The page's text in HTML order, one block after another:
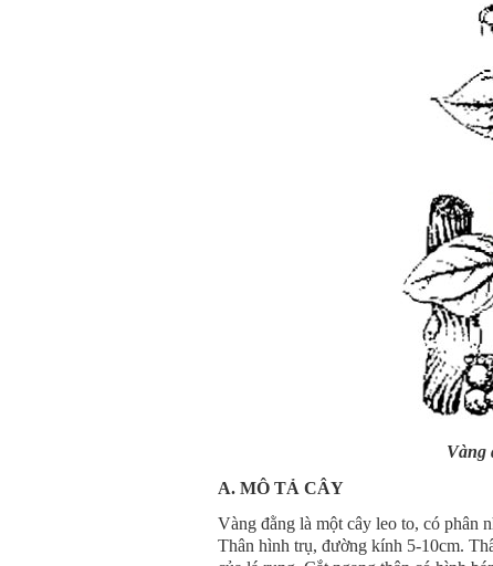
Vàng
A. MÔ TẢ CÂY
Vàng đằng là một cây leo to, có phân
Thân hình trụ, đường kính 5-10cm.